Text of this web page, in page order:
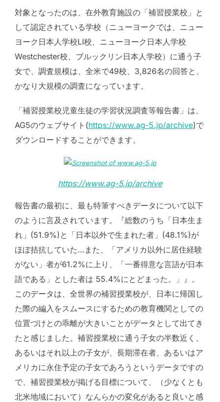
対象となったのは、在外教育施設の「補習授業校」と
して認定されている学校（ニューヨークでは、ニュー
ヨーク日本人学校LI校、ニューヨーク日本人学校
Westchester校、ブルックリン日本人学校）に通う子
女で、調査規模は、全米で49校、3,826名の回答と、
かなり大規模の調査になっています。
「補習授業校児童生徒の学習状況調査等報告書」は、
AG5のウェブサイト(https://www.ag-5.jp/archive)で
ダウンロードすることができます。
https://www.ag-5.jp/archive
報告書の最初に、最も特筆すべきデータについて以下
のように言及されています。『総数のうち「日本生ま
れ」(51.9%)と「日本以外で生まれた者」(48.1%)が
ほぼ拮抗していた…また、「アメリカ以外に居住経験
がない」者が61.2%に上り、「一番得意な言語が日本
語である」とした者は 55.4%にとどまった。」』。
このデータは、全世界の補習授業校が、日本に帰国し
た際の編入をスムースにするための教育機関としての
位置づけとの乖離が大きいことがデータとして出てき
たと感じました。補習授業校に通う子女の半数近く、
あるいはそれ以上の子女が、長期滞在者、あるいはア
メリカに永住予定の子女であろうというデータですの
で、補習授業校が掲げる目標について、（少なくとも
北米地域において）なんらかの変化があると良いと感